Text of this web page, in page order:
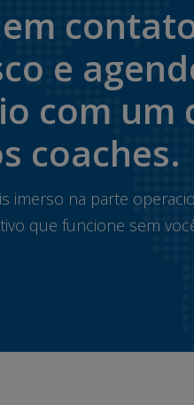
e
com um
coaches.
imerso na parte
que funcione sem